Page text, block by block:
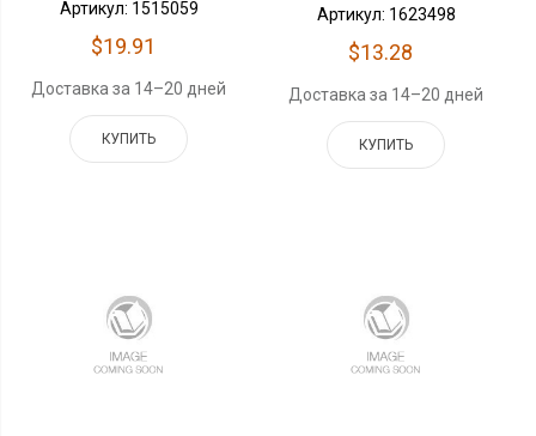
Артикул: 1515059
$19.91
Доставка за 14–20 дней
КУПИТЬ
Артикул: 1623498
$13.28
Доставка за 14–20 дней
КУПИТЬ